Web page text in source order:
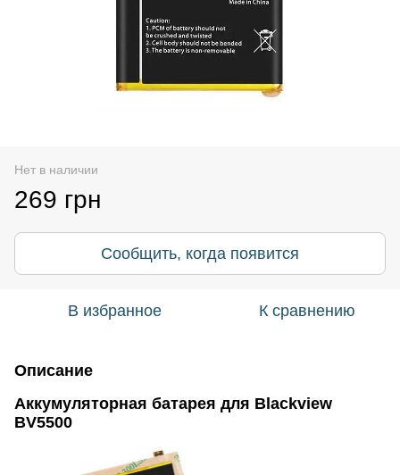
Нет в наличии
269 грн
Сообщить, когда появится
В избранное К сравнению
Описание
Аккумуляторная батарея для Blackview
BV5500